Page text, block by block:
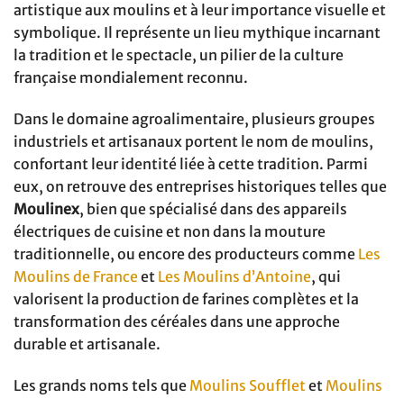
artistique aux moulins et à leur importance visuelle et
symbolique. Il représente un lieu mythique incarnant
la tradition et le spectacle, un pilier de la culture
française mondialement reconnu.
Dans le domaine agroalimentaire, plusieurs groupes
industriels et artisanaux portent le nom de moulins,
confortant leur identité liée à cette tradition. Parmi
eux, on retrouve des entreprises historiques telles que
Moulinex, bien que spécialisé dans des appareils
électriques de cuisine et non dans la mouture
traditionnelle, ou encore des producteurs comme Les
Moulins de Franceet Les Moulins d’Antoine, qui
valorisent la production de farines complètes et la
transformation des céréales dans une approche
durable et artisanale.
Les grands noms tels que Moulins Souffletet Moulins